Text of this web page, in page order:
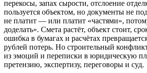
перекосы, запах сырости, отслоение
пользуется объектом, но документы не
не платит — или платит «частями»,
доделать». Смета растёт, объект стоит,
ошибка в бумагах и расчётах
рублей потерь. Но строительный
из эмоций и переписки в юридическую
претензию, экспертизу, переговоры и суд.